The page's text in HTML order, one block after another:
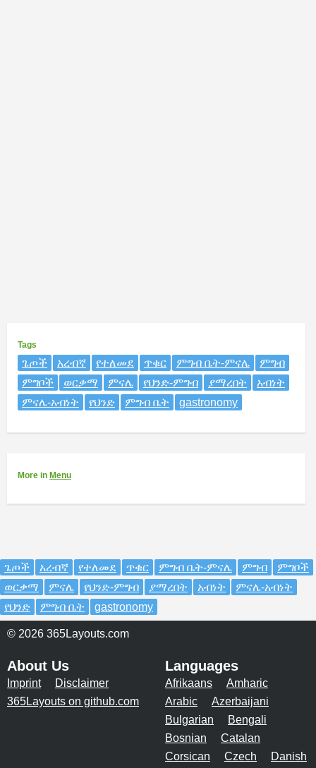
Tags
ጌጦች አረብኛ የተለመደ ጥቁር ምግብ ቤት-ምናሌ
ምግብ
ምግቦች
ወርቃማ ምናሌ የህንድ-ምግብ ያማረበት
አብነት
ምናሌ-አብነት
የህንድ ምግብ ቤት gastronomy
More in Menu
ጌጦች አረብኛ የተለመደ ጥቁር ምግብ ቤት-ምናሌ ምግብ
ምግቦች
ወርቃማ
ምናሌ የህንድ-ምግብ ያማረበት አብነት
ምናሌ-አብነት
የህንድ
ምግብ ቤት gastronomy
© 2026 365Layouts.com
About Us
Imprint
Disclaimer
365Layouts on github.com
Languages
Afrikaans
Amharic
Arabic
Azerbaijani
Bulgarian
Bengali
Bosnian
Catalan
Corsican
Czech
Danish